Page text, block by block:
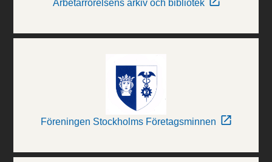
Arbetarrörelsens arkiv och bibliotek
Föreningen Stockholms Företagsminnen